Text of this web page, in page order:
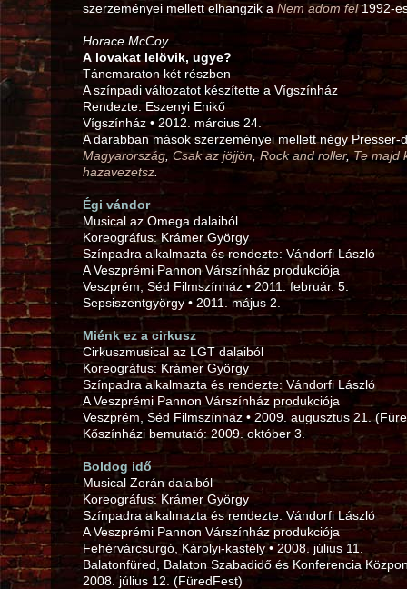
szerzeményei mellett elhangzik a Nem adom fel
Horace McCoy
A lovakat lelövik, ugye?
Táncmaraton két részben
A színpadi változatot készítette a Vígszínház
Rendezte: Eszenyi Enikő
Vígszínház • 2012. március 24.
A darabban mások szerzeményei mellett négy Presser-
Magyarország Csak az jöjjön Rock and roller,Te majd
hazavezetsz
Égi vándor
Musical az Omega dalaiból
Koreográfus: Krámer György
Színpadra alkalmazta és rendezte: Vándorfi László
A Veszprémi Pannon Várszínház produkciója
Veszprém, Séd Filmszínház • 2011. február. 5.
Sepsiszentgyörgy • 2011. május 2.
Miénk ez a cirkusz
Cirkuszmusical az LGT dalaiból
Koreográfus: Krámer György
Színpadra alkalmazta és rendezte: Vándorfi László
A Veszprémi Pannon Várszínház produkciója
Veszprém, Séd Filmszínház • 2009. augusztus 21.
Kőszínházi bemutató: 2009. október 3.
Boldog idő
Musical Zorán dalaiból
Koreográfus: Krámer György
Színpadra alkalmazta és rendezte: Vándorfi László
A Veszprémi Pannon Várszínház produkciója
Fehérvárcsurgó, Károlyi-kastély • 2008. július 11.
Balatonfüred, Balaton Szabadidő és Konferencia
2008. július 12. (FüredFest)